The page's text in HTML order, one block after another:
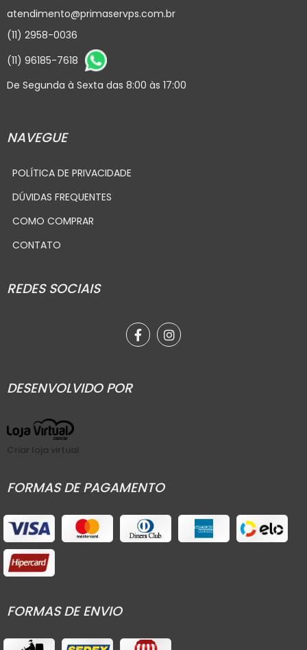
atendimento@primaservps.com.br
(11) 2958-0036
(11) 96185-7618
De Segunda à Sexta das 8:00 às 17:00
NAVEGUE
POLÍTICA DE PRIVACIDADE
DÚVIDAS FREQUENTES
COMO COMPRAR
CONTATO
REDES SOCIAIS
DESENVOLVIDO POR
Criar loja virtual
FORMAS DE PAGAMENTO
FORMAS DE ENVIO